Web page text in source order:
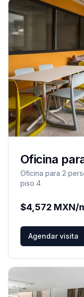
Oficina
Oficina para 2
piso 4
$4,572 MXN/
Agendar visita